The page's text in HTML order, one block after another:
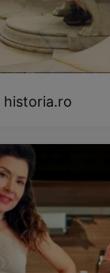
historia.ro